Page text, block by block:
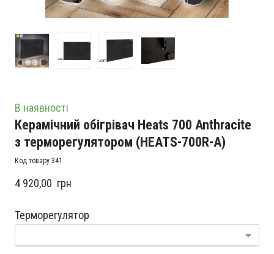
В наявності
Керамічний обігрівач Heats 700 Anthracite
з терморегулятором (HEATS-700R-A)
Код товару 341
4 920,00  грн
Терморегулятор